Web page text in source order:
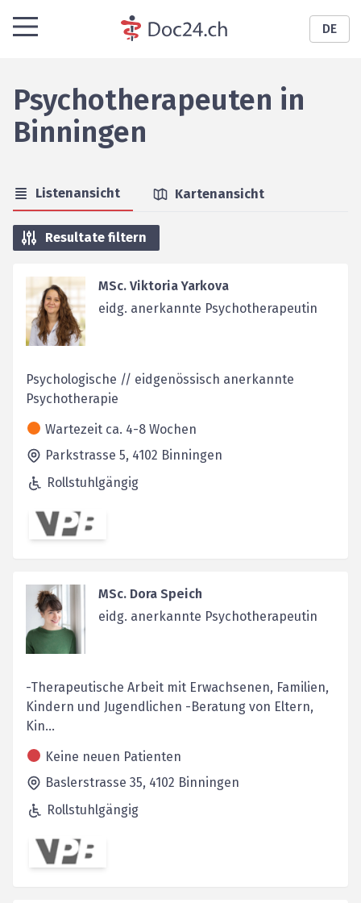
DE
Psychotherapeuten in
Binningen
Listenansicht Kartenansicht
Resultate filtern
MSc. Viktoria Yarkova
eidg. anerkannte Psychotherapeutin
Psychologische // eidgenössisch anerkannte
Psychotherapie
Wartezeit ca. 4-8 Wochen
Parkstrasse 5, 4102 Binningen
Rollstuhlgängig
MSc. Dora Speich
eidg. anerkannte Psychotherapeutin
-Therapeutische Arbeit mit Erwachsenen, Familien,
Kindern und Jugendlichen -Beratung von Eltern,
Kin...
Keine neuen Patienten
Baslerstrasse 35, 4102 Binningen
Rollstuhlgängig